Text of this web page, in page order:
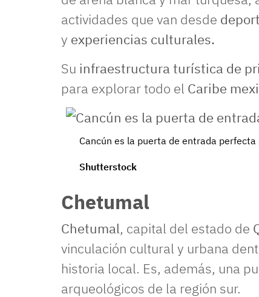
actividades que van desde
y experiencias culturales.
Su infraestructura turística de
para explorar todo el Caribe
Cancún es la puerta de entrada
Shutterstock
Chetumal
Chetumal, capital del estado de
vinculación cultural y urbana
historia local. Es, además, una
arqueológicos de la región sur.